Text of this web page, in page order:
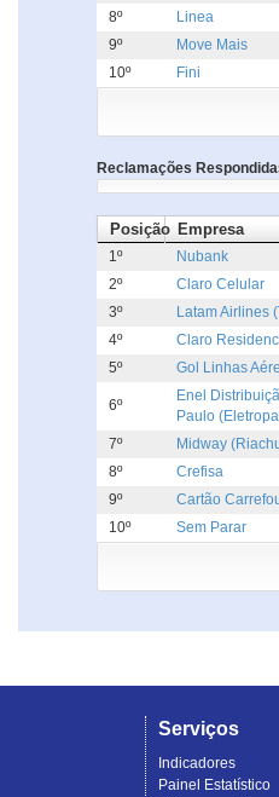
8º
Linea
9º
Move Mais
10º
Fini
Reclamações
Posição Empresa
1º Nubank
2º
Claro Celular
3º
Latam Airlines
4º
Claro
5º
Gol Linhas
6º
Enel
Paulo
7º Midway
8º
Crefisa
9º
Cartão
10º
Sem Parar
Serviços
Indicadores
Painel Estatístico